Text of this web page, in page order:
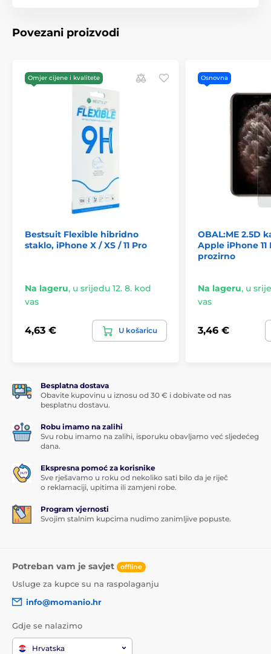
Povezani proizvodi
Omjer cijene i kvalitete
Bestsuit Flexible hibridno
staklo, iPhone X / XS / 11 Pro
Na lageru, u srijedu 12. 8. kod
vas
4,63 € U košaricu
Osnovna
OBAL:ME 2.5D
Apple iPhone 11
prozirno
Na lageru, u
vas
3,46 €
Besplatna dostava
Obavite kupovinu u iznosu od 30 € i dobivate od nas
besplatnu dostavu.
Robu imamo na zalihi
Svu robu imamo na zalihi, isporuku obavljamo već sljedećeg
dana.
Ekspresna pomoć za korisnike
Sve rješavamo u roku od nekoliko sati bilo da je riječ
o reklamaciji, upitima ili zamjeni robe.
Program vjernosti
Svojim stalnim kupcima nudimo zanimljive popuste.
Potreban vam je savjet offline
Usluge za kupce su na raspolaganju
info@momanio.hr
Gdje se nalazimo
Hrvatska